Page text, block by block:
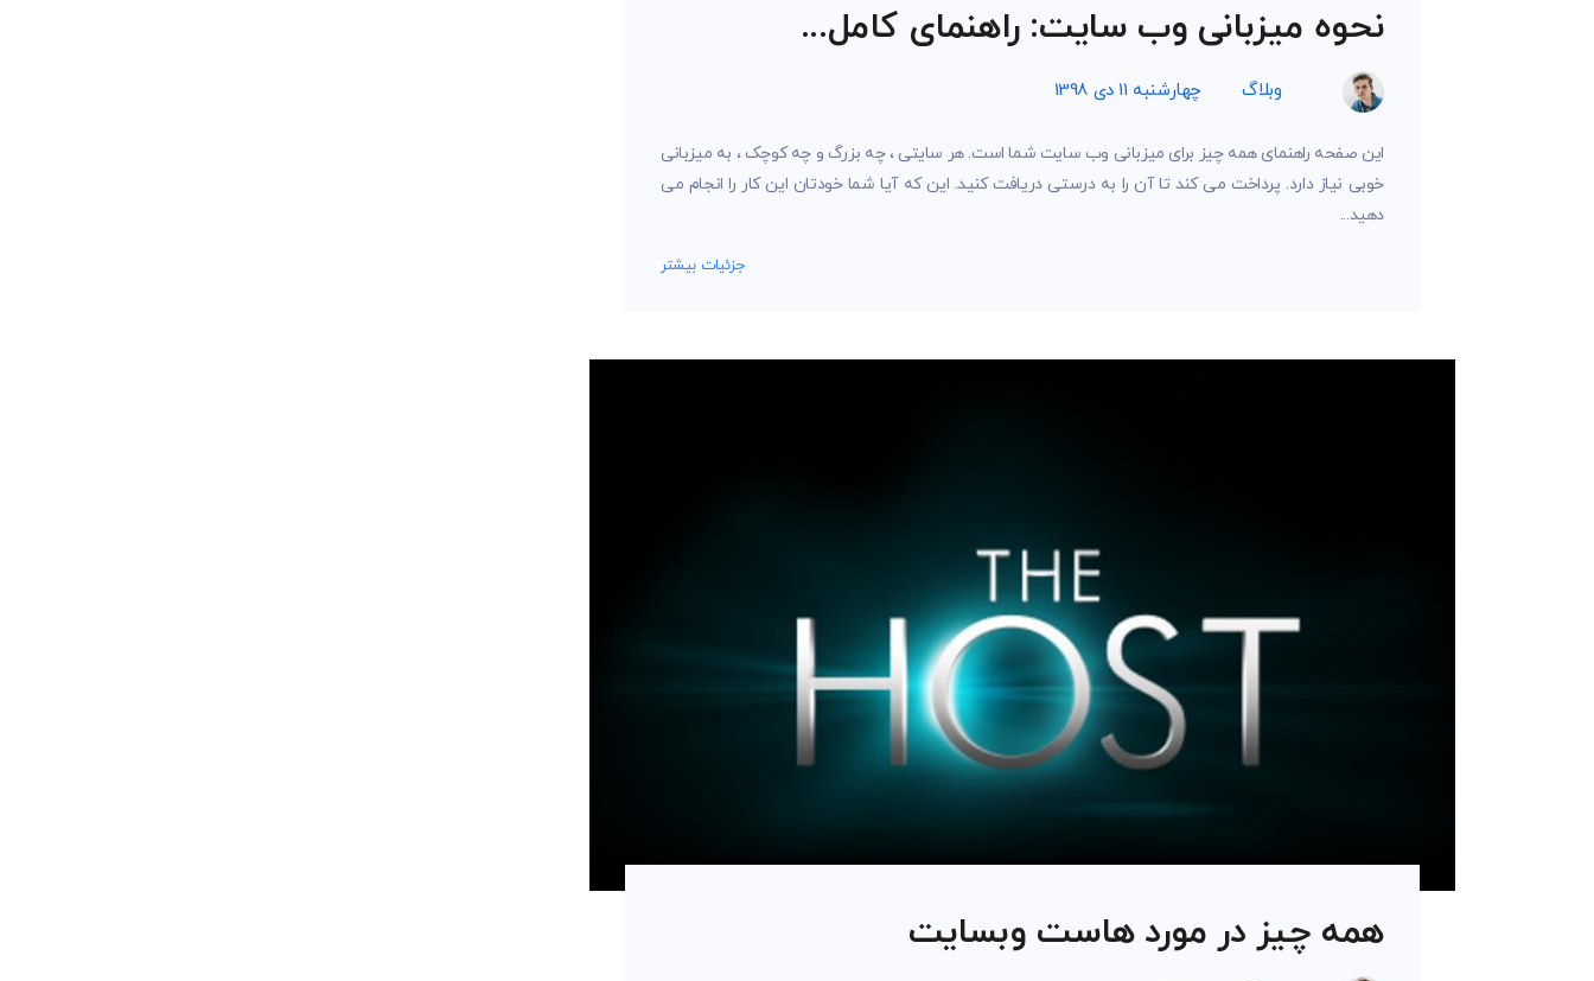
نحوه میزبانی وب سایت: راهنمای کامل...
وبلاگ چهارشنبه 11 دی 1398
این صفحه راهنمای همه چیز برای میزبانی وب سایت شما است. هر سایتی ، چه بزرگ و چه کوچک ، به میزبانی
خوبی نیاز دارد. پرداخت می کند تا آن را به درستی دریافت کنید. این که آیا شما خودتان این کار را انجام می
دهید...
جزئیات بیشتر
همه چیز در مورد هاست وبسایت